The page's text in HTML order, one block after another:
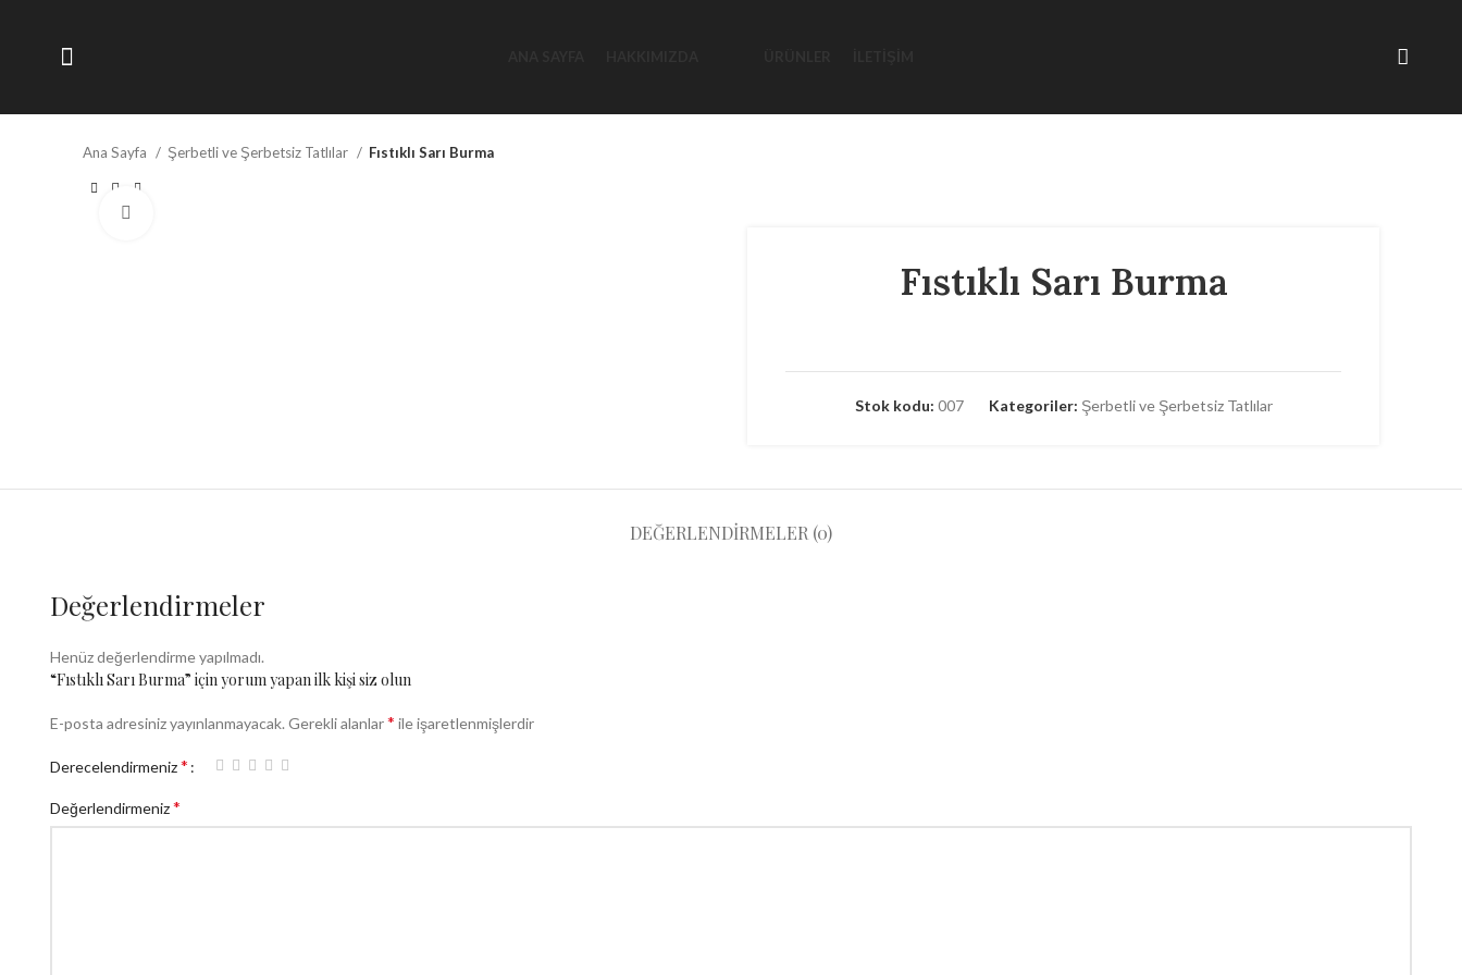
Ana Sayfa Şerbetli ve Şerbetsiz Tatlılar Fıstıklı Sarı Burma
Fıstıklı Sarı Burma
Stok kodu: 007 Kategoriler: Şerbetli ve Şerbetsiz Tatlılar
DEĞERLENDIRMELER (0)
Değerlendirmeler
Henüz değerlendirme yapılmadı.
“Fıstıklı Sarı Burma” için yorum yapan ilk kişi siz olun
E-posta adresiniz yayınlanmayacak. Gerekli alanlar* ile işaretlenmişlerdir
Derecelendirmeniz*
Değerlendirmeniz*